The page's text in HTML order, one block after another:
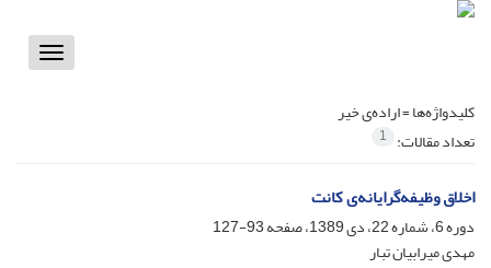
Toggle
کلیدواژه‌ها =اراده‌ی خیر
تعداد مقالات: 1
اخلاق وظیفه‌گرایانه‌ی کانت
دوره 6، شماره 22، دی 1389، صفحه
93-127
مهدی میرابیان تبار